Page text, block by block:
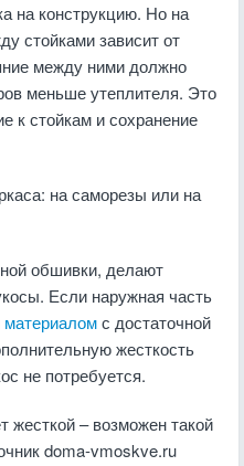
на конструкцию. Но на
стойками зависит от
между ними должно
меньше утеплителя. Это
к стойкам и сохранение
на саморезы или на
обшивки, делают
Если наружная часть
с достаточной
жесткость
не потребуется.
жесткой – возможен такой
doma-vmoskve.ru